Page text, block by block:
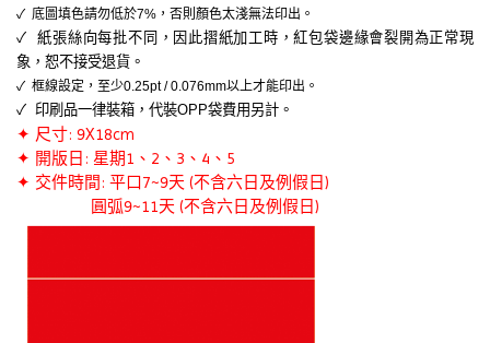
✓ 底圖填色請勿低於7%，否則顏色太淺無法印出。
✓ 紙張絲向每批不同，因此摺紙加工時，紅包袋邊緣會裂開為正常現
象，恕不接受退貨。
✓ 框線設定，至少0.25pt / 0.076mm以上才能印出。
✓ 印刷品一律裝箱，代裝OPP袋費用另計。
✦ 尺寸: 9X18cm
✦ 開版日: 星期1、2、3、4、5
✦ 交件時間: 平口7~9天 (不含六日及例假日)
圓弧9~11天 (不含六日及例假日)